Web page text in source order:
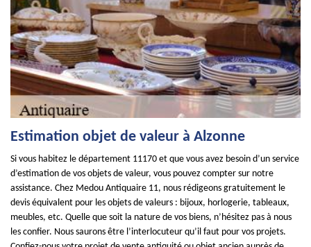
Estimation objet de valeur à Alzonne
Si vous habitez le département 11170 et que vous avez besoin d’un service
d’estimation de vos objets de valeur, vous pouvez compter sur notre
assistance. Chez Medou Antiquaire 11, nous rédigeons gratuitement le
devis équivalent pour les objets de valeurs : bijoux, horlogerie, tableaux,
meubles, etc. Quelle que soit la nature de vos biens, n’hésitez pas à nous
les confier. Nous saurons être l’interlocuteur qu’il faut pour vos projets.